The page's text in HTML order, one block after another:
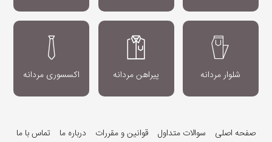
شلوار مردانه پیراهن مردانه اکسسوری مردانه
صفحه اصلی سوالات متداول قوانین و مقررات درباره ما تماس با ما